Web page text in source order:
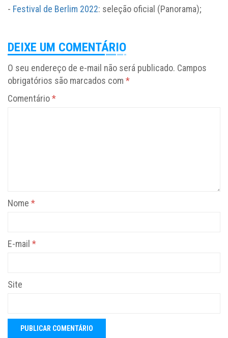
- Festival de Berlim 2022: seleção oficial (Panorama);
DEIXE UM COMENTÁRIO
O seu endereço de e-mail não será publicado. Campos
obrigatórios são marcados com *
Comentário*
Nome *
E-mail *
Site